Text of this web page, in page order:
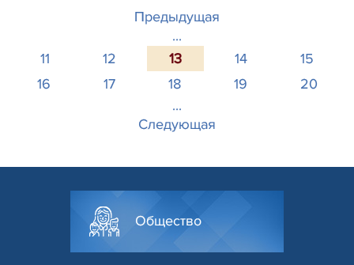
Предыдущая
...
11
12 13 14
15
16
17 18 19
20
...
Следующая
Общество